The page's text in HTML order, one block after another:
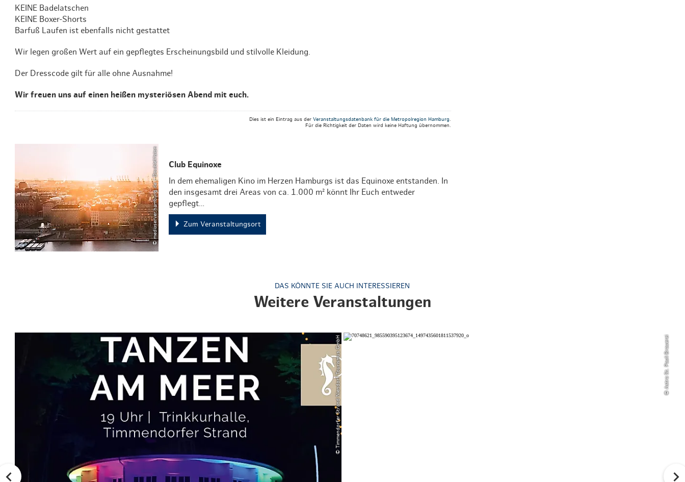
KEINE Badelatschen
KEINE Boxer-Shorts
Barfuß Laufen ist ebenfalls nicht gestattet
Wir legen großen Wert auf ein gepflegtes Erscheinungsbild und stilvolle Kleidung.
Der Dresscode gilt für alle ohne Ausnahme!
Wir freuen uns auf einen heißen mysteriösen Abend mit euch.
Dies ist ein Eintrag aus der Veranstaltungsdatenbank für die Metropolregion Hamburg
Für die Richtigkeit der Daten wird keine Haftung übernommen.
© mediaserver.hamburg.de / DoubleVision
Club Equinoxe
In dem ehemaligen Kino im Herzen Hamburgs ist das Equinoxe entstanden. In
den insgesamt drei Areas von ca. 1.000 m² könnt Ihr Euch entweder
gepflegt…
Zum Veranstaltungsort
DAS KÖNNTE SIE AUCH INTERESSIEREN
Weitere Veranstaltungen
© Timmendorfer Strand Niendorf Tourismus GmbH © Astra St. Pauli Brauerei